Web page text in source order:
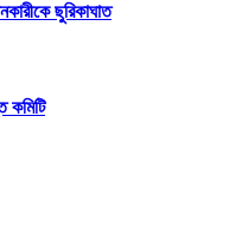
ছুরিকাঘাত
কমিটি